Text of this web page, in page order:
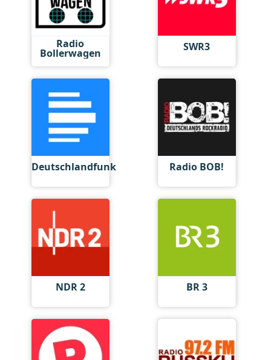
Radio
Bollerwagen SWR3
Deutschlandfunk Radio BOB!
NDR 2 BR 3